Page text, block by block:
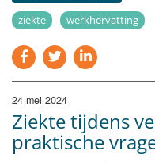
ziekte werkhervatting
24 mei 2024
Ziekte tijdens
praktische